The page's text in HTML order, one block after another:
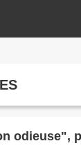
odieuse",